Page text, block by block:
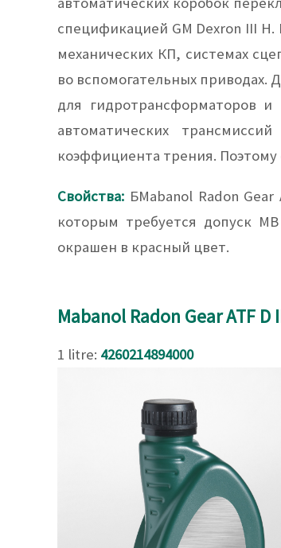
спецификацией GM Dexron III
механических КП, системах
во вспомогательных приводах.
для гидротрансформаторов
автоматических
коэффициента трения. Поэтому
Свойства: БMabanol Radon
которым требуется допуск
окрашен в красный цвет.
Mabanol Radon Gear ATF D
1 litre: 4260214894000